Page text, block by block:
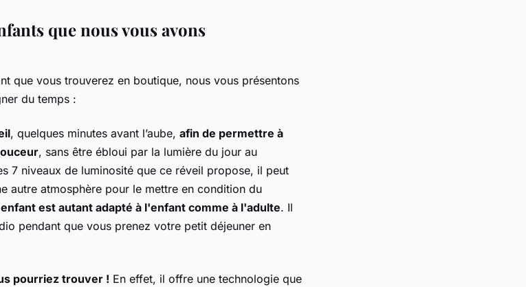
que nous vous avons
que vous trouverez en boutique, nous vous présentons
du temps :
, quelques minutes avant l’aube, afin de permettre à
, sans être ébloui par la lumière du jour au
7 niveaux de luminosité que ce réveil propose, il peut
autre atmosphère pour le mettre en condition du
est autant adapté à l'enfant comme à l'adulte. Il
pendant que vous prenez votre petit déjeuner en
pourriez trouver ! En effet, il offre une technologie que